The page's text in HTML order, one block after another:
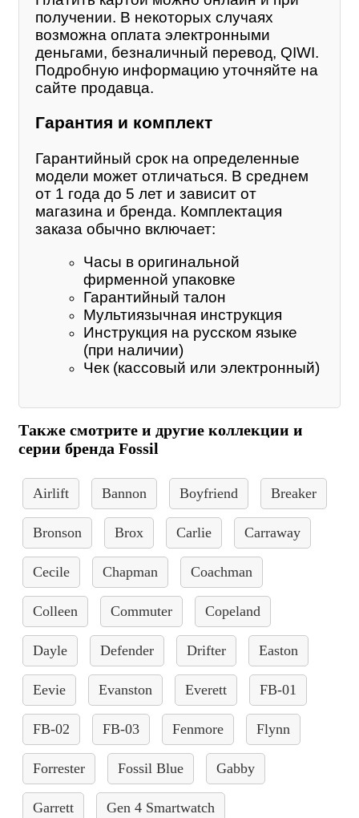
получении. В некоторых случаях
возможна оплата электронными
деньгами, безналичный перевод, QIWI.
Подробную информацию уточняйте на
сайте продавца.
Гарантия и комплект
Гарантийный срок на определенные
модели может отличаться. В среднем
от 1 года до 5 лет и зависит от
магазина и бренда. Комплектация
заказа обычно включает:
Часы в оригинальной
фирменной упаковке
Гарантийный талон
Мультиязычная инструкция
Инструкция на русском языке
(при наличии)
Чек (кассовый или электронный)
Также смотрите и другие коллекции и
серии бренда Fossil
Airlift Bannon Boyfriend Breaker
Bronson Brox Carlie Carraway
Cecile Chapman Coachman
Colleen Commuter Copeland
Dayle Defender Drifter Easton
Eevie Evanston Everett FB-01
FB-02 FB-03 Fenmore Flynn
Forrester Fossil Blue Gabby
Garrett Gen 4 Smartwatch